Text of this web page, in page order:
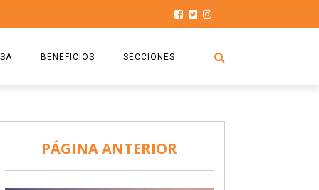
BENEFICIOS
COMISIÓN
SECCIONES
PÁGINA ANTERIOR